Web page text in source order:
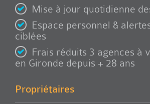
Mise à jour quotidienne
Espace personnel &
ciblées
Frais réduits 3 agences à
en Gironde depuis + 28 ans
Propriétaires